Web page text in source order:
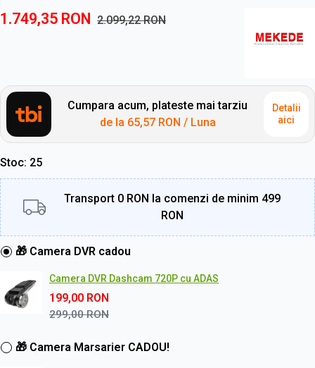
1.749,35 RON 2.099,22RON
Cumpara acum, plateste mai tarziu
de la 65,57 RON / Luna
Detalii
aici
Stoc 25
Transport 0 RON la comenzi de minim 499
RON
🎁 Camera DVR cadou
Camera DVR Dashcam 720P cu ADAS
199,00 RON
299,00RON
🎁 Camera Marsarier CADOU!